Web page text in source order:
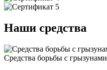
Наши средства
Средства борьбы с грызунами